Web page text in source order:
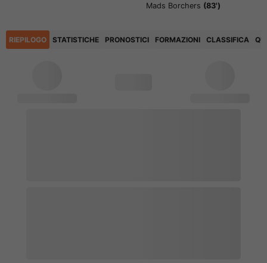
Mads Borchers (83')
RIEPILOGO STATISTICHE PRONOSTICI FORMAZIONI CLASSIFICA